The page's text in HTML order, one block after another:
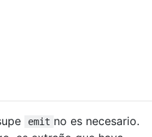
emit no es necesario.